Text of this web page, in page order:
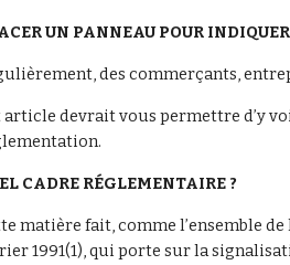
UN PANNEAU POUR
des commerçants,
article devrait vous permettre d’y
CADRE RÉGLEMENTAIRE ?
matière fait, comme l’ensemble
1991(1), qui porte sur la